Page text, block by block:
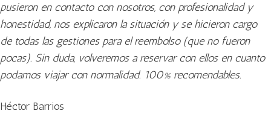
pusieron en contacto con nosotros, con profesionalidad y
honestidad, nos explicaron la situación y se hicieron cargo
de todas las gestiones para el reembolso (que no fueron
pocas). Sin duda, volveremos a reservar con ellos en cuanto
podamos viajar con normalidad. 100% recomendables.
Héctor Barrios